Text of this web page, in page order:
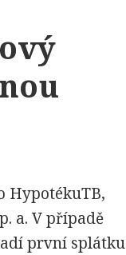
HypotékuTB,
a. V případě
první splátku